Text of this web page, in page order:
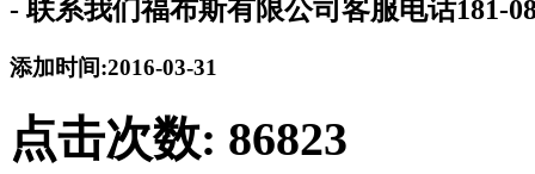
- 联系我们福布斯有限公司客服电话181-
添加时间:2016-03-31
点击次数: 86823